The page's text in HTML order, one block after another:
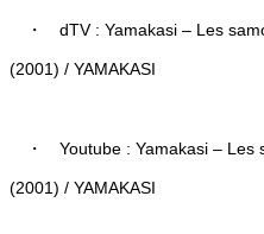
・ dTV : Yamakasi – Les
(2001) / YAMAKASI
・ Youtube : Yamakasi – Les
(2001) / YAMAKASI